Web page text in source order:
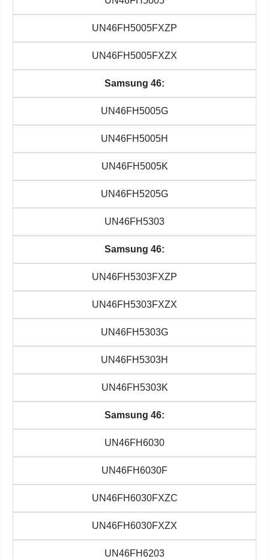
UN46FH5005FXZP
UN46FH5005FXZX
Samsung 46:
UN46FH5005G
UN46FH5005H
UN46FH5005K
UN46FH5205G
UN46FH5303
Samsung 46:
UN46FH5303FXZP
UN46FH5303FXZX
UN46FH5303G
UN46FH5303H
UN46FH5303K
Samsung 46:
UN46FH6030
UN46FH6030F
UN46FH6030FXZC
UN46FH6030FXZX
UN46FH6203